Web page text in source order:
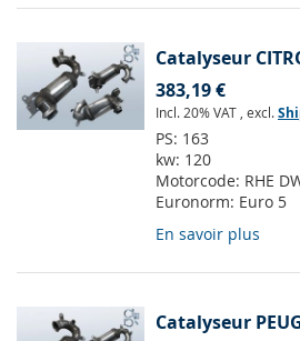
Catalyseur
383,19 €
Incl. 20% VAT , excl.
PS: 163
kw: 120
Motorcode: RHE
Euronorm: Euro 5
En savoir plus
Catalyseur